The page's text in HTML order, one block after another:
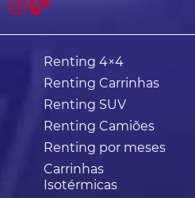
Renting 4×4
Renting Carrinhas
Renting SUV
Renting Camiões
Renting por meses
Carrinhas
Isotérmicas